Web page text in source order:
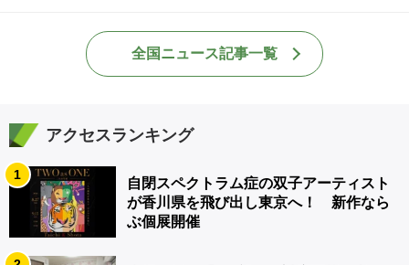
全国ニュース記事一覧
アクセスランキング
1
自閉スペクトラム症の双子アーティスト
が香川県を飛び出し東京へ！ 新作なら
ぶ個展開催